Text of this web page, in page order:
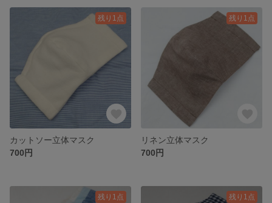
残り1点
カットソー立体マスク
700円
残り1点
リネン立体マスク
700円
残り1点 残り1点